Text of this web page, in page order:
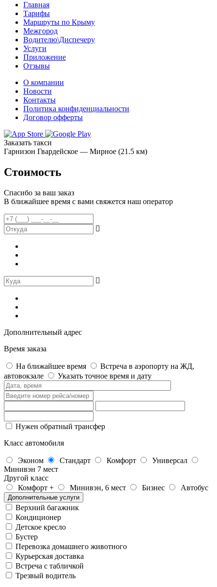
Главная
Тарифы
Маршруты по Крыму
Межгород
Водителю\Диспечеру
Услуги
Приложение
Отзывы
О компании
Новости
Контакты
Политика конфиденциальности
Договор офферты
Заказать такси
Гарнизон Гвардейское — Мирное (21.5 км)
Стоимость
Спасибо за ваш заказ
В ближайшее время с вами свяжется наш оператор
Дополнительный адрес
Время заказа
На ближайшее время
Встреча в аэропорту на ЖД,
автовокзале
Указать точное время и дату
Нужен обратный трансфер
Класс автомобиля
Эконом Стандарт Комфорт
Универсал
Минивэн 7 мест
Другой класс
Комфорт +
Минивэн, 6 мест Бизнес Автобус
Дополнительные услуги
Верхний багажник
Кондиционер
Детское кресло
Бустер
Перевозка домашнего животного
Курьерская доставка
Встреча с табличкой
Трезвый водитель